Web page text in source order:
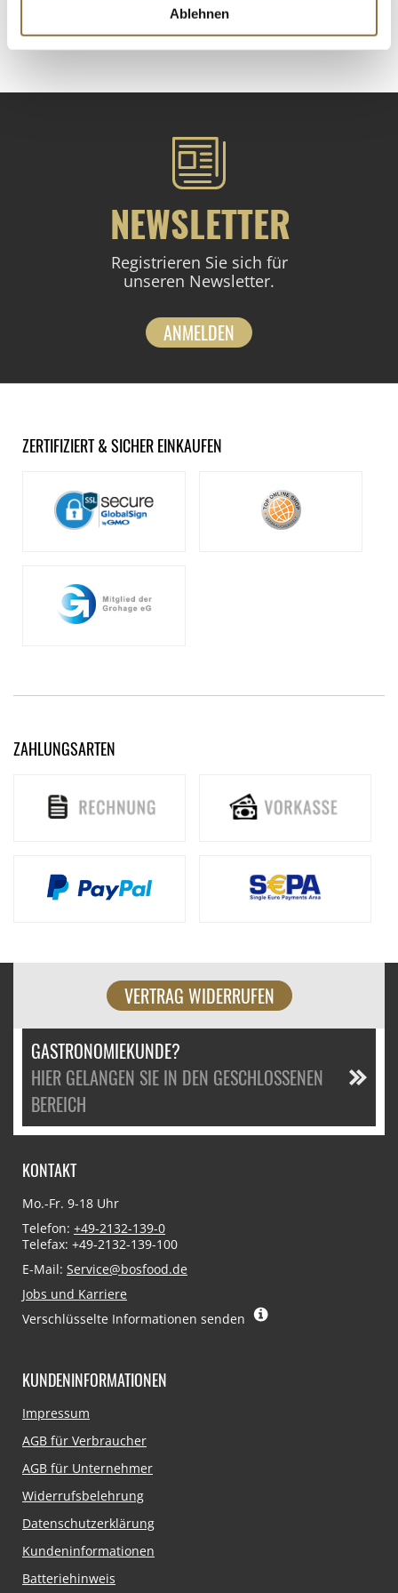
Ablehnen
St.
NEWSLETTER
Registrieren Sie sich für
unseren Newsletter.
ANMELDEN
ZERTIFIZIERT & SICHER EINKAUFEN
ZAHLUNGSARTEN
VERTRAG WIDERRUFEN
GASTRONOMIEKUNDE?
HIER GELANGEN SIE IN DEN GESCHLOSSENEN
BEREICH
KONTAKT
Mo.-Fr. 9-18 Uhr
Telefon: +49-2132-139-0
Telefax: +49-2132-139-100
E-Mail: Service@bosfood.de
Jobs und Karriere
Verschlüsselte Informationen senden
KUNDENINFORMATIONEN
Navigation
Impressum
AGB für Verbraucher
AGB für Unternehmer
Widerrufsbelehrung
Datenschutzerklärung
Kundeninformationen
Batteriehinweis